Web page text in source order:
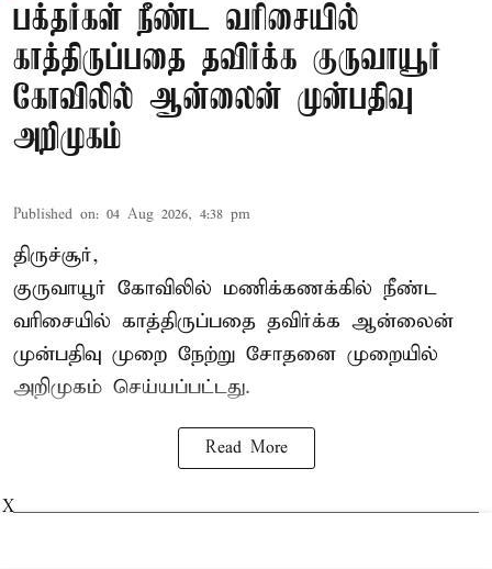
பக்தர்கள் நீண்ட வரிசையில்
காத்திருப்பதை தவிர்க்க குருவாயூர்
கோவிலில் ஆன்லைன் முன்பதிவு
அறிமுகம்
Published on: 04 Aug 2026, 4:38 pm
திருச்சூர்,
குருவாயூர் கோவிலில் மணிக்கணக்கில் நீண்ட
வரிசையில் காத்திருப்பதை தவிர்க்க ஆன்லைன்
முன்பதிவு முறை நேற்று சோதனை முறையில்
அறிமுகம் செய்யப்பட்டது.
Read More
X